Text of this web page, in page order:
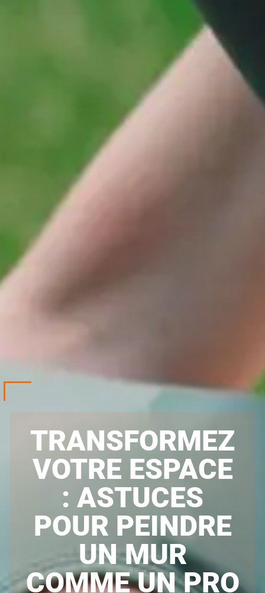
TRANSFORMEZ
VOTRE ESPACE
: ASTUCES
POUR PEINDRE
UN MUR
COMME UN PRO